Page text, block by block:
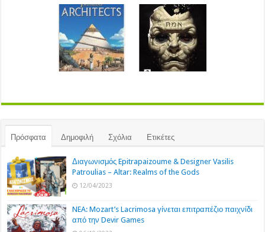
Πρόσφατα Δημοφιλή Σχόλια Ετικέτες
Διαγωνισμός Epitrapaizoume & Designer Vasilis
Patroulias – Altar: Realms of the Gods
12/04/2023
NEA: Mozart’s Lacrimosa γίνεται επιτραπέζιο παιχνίδι
από την Devir Games